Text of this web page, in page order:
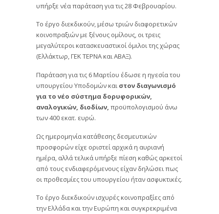
υπήρξε νέα παράταση για τις 28 Φεβρουαρίου.
Το έργο διεκδικούν, μέσω τριών διαφορετικών
κοινοπραξιών με ξένους ομίλους, οι τρεις
μεγαλύτεροι κατασκευαστικοί όμιλοι της χώρας
(Ελλάκτωρ, ΓΕΚ ΤΕΡΝΑ και ΑΒΑΞ).
Παράταση για τις 6 Μαρτίου έδωσε η ηγεσία του
υπουργείου Υποδομών και στον διαγωνισμό
για το νέο σύστημα δορυφορικών,
αναλογικών, διοδίων, προϋπολογισμού άνω
των 400 εκατ. ευρώ.
Ως ημερομηνία κατάθεσης δεσμευτικών
προσφορών είχε οριστεί αρχικά η αυριανή
ημέρα, αλλά τελικά υπήρξε πίεση καθώς αρκετοί
από τους ενδιαφερόμενους είχαν δηλώσει πως
οι προθεσμίες του υπουργείου ήταν ασφυκτικές.
Το έργο διεκδικούν ισχυρές κοινοπραξίες από
την Ελλάδα και την Ευρώπη και συγκρεκριμένα